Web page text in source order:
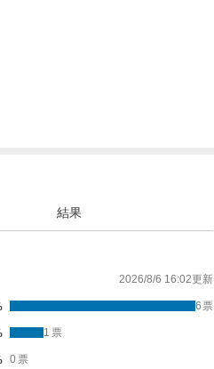
結果
2026/8/6 16:02更新
6 票
1 票
0 票